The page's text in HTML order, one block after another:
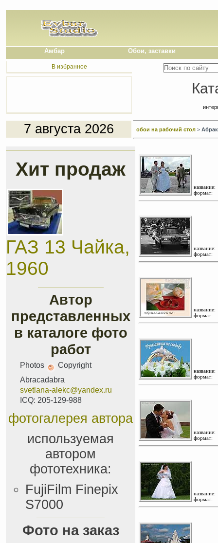
Амбар Обои, заставки
В избранное
7 августа 2026 обои на рабочий стол >
Хит продаж
ГАЗ 13 Чайка,
1960
Автор
представленных
в каталоге фото
работ
Photos
Copyright
Abracadabra
svetlana-alekc@yandex.ru
ICQ: 205-129-988
фотогалерея автора
используемая
автором
фототехника:
FujiFilm Finepix
S7000
Фото на заказ
название:
формат:
название:
формат:
название:
формат:
название:
формат:
название:
формат:
название:
формат: